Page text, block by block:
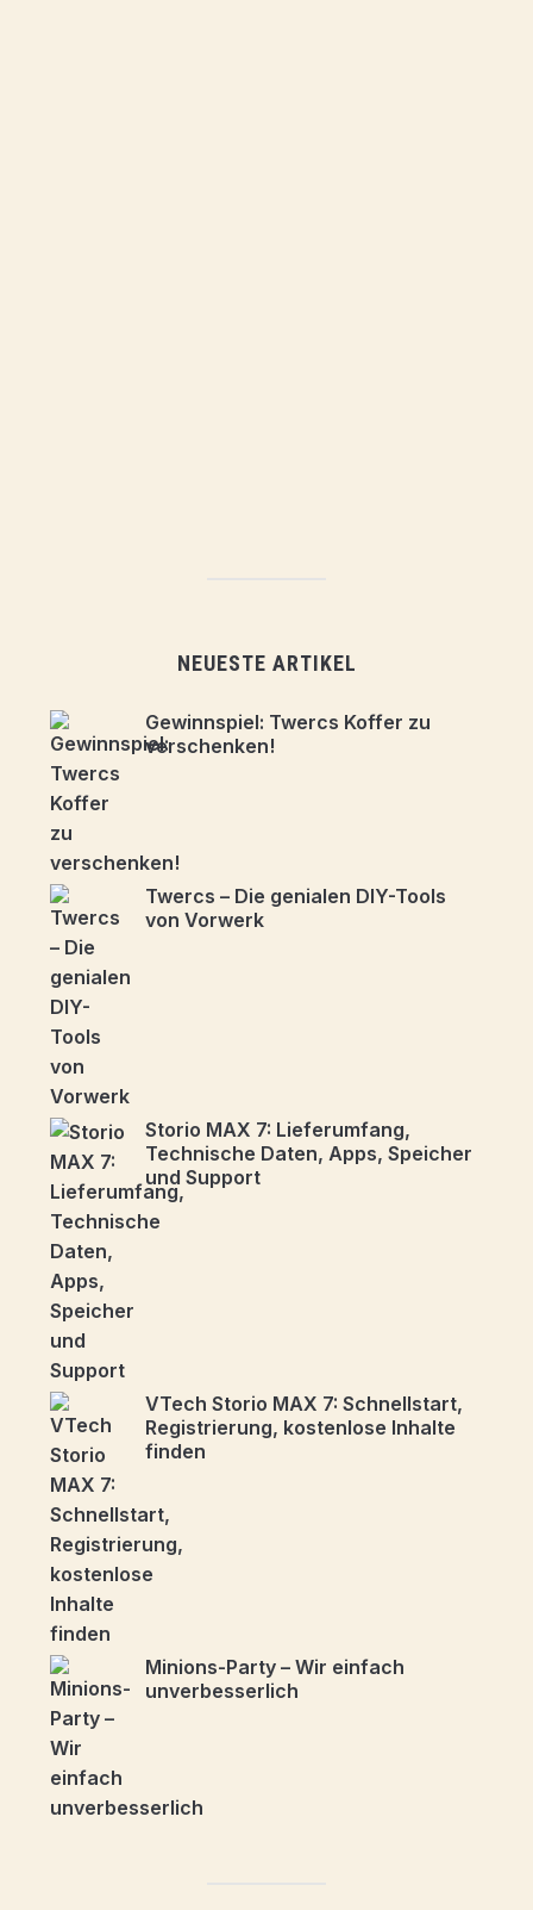
NEUESTE ARTIKEL
Gewinnspiel: Twercs Koffer zu
verschenken!
Twercs – Die genialen DIY-Tools
von Vorwerk
Storio MAX 7: Lieferumfang,
Technische Daten, Apps, Speicher
und Support
VTech Storio MAX 7: Schnellstart,
Registrierung, kostenlose Inhalte
finden
Minions-Party – Wir einfach
unverbesserlich